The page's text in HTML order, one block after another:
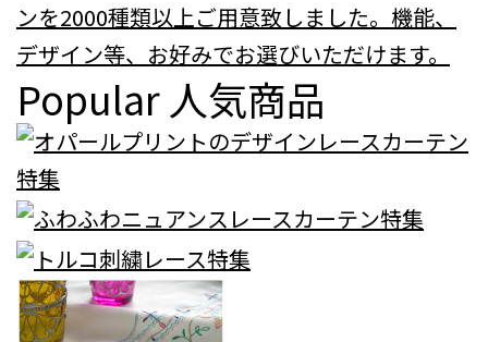
ンを2000種類以上ご用意致しました。機能、
デザイン等、お好みでお選びいただけます。
Popular人気商品